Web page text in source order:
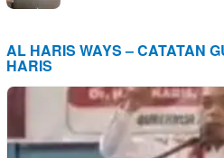
AL HARIS WAYS – CATATAN
HARIS